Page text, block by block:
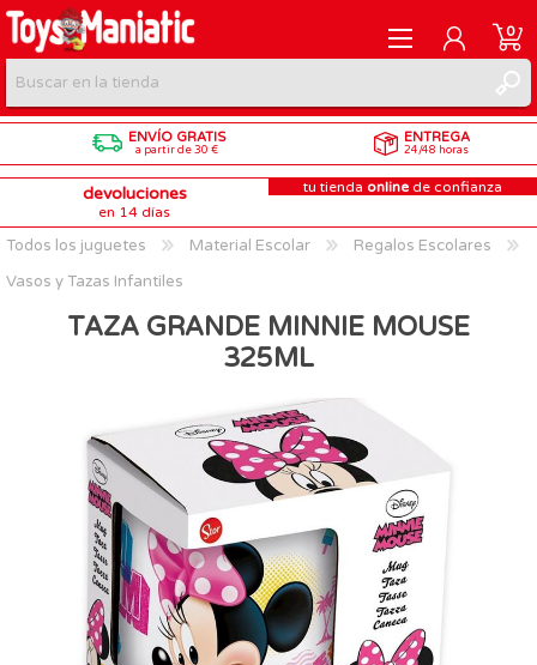
REGISTRARME
INICIAR SESIÓN
0
ENVÍO GRATIS
a partir de 30 €
ENTREGA
24/48 horas
devoluciones
en 14 días
tu tienda online de confianza
Todos los juguetes Material Escolar
Regalos Escolares
Vasos y Tazas Infantiles
TAZA GRANDE MINNIE MOUSE
325ML